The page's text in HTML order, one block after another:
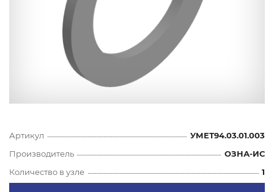
Артикул
УМЕТ94.03.01.003
Производитель
ОЗНА-ИС
Количество в узле
1